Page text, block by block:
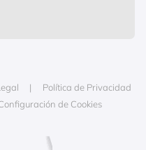
Política de Privacidad
de Cookies